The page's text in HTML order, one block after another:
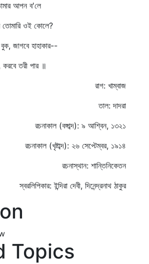
আপন ব'লে
তোমারি ওই কোলে?
জাগবে হাহাকার--
করবে তরী পার ॥
রাগ: খাম্বাজ
তাল: দাদরা
রচনাকাল (বঙ্গাব্দ): ৯ আশ্বিন, ১৩২১
রচনাকাল (খৃষ্টাব্দ): ২৬ সেপ্টেম্বর, ১৯১৪
রচনাস্থান: শান্তিনিকেতন
স্বরলিপিকার: ইন্দিরা দেবী, দিনেন্দ্রনাথ ঠাকুর
Topics